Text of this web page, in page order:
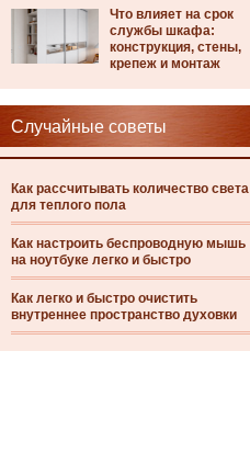
Что влияет на срок
службы шкафа:
конструкция, стены,
крепеж и монтаж
Случайные советы
Как рассчитывать количество света
для теплого пола
Как настроить беспроводную мышь
на ноутбуке легко и быстро
Как легко и быстро очистить
внутреннее пространство духовки